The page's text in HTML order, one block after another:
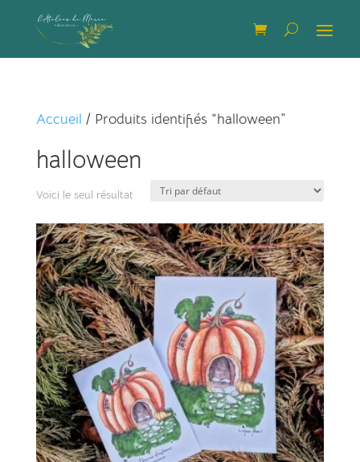
Accueil / Produits identifiés “halloween”
halloween
Voici le seul résultat